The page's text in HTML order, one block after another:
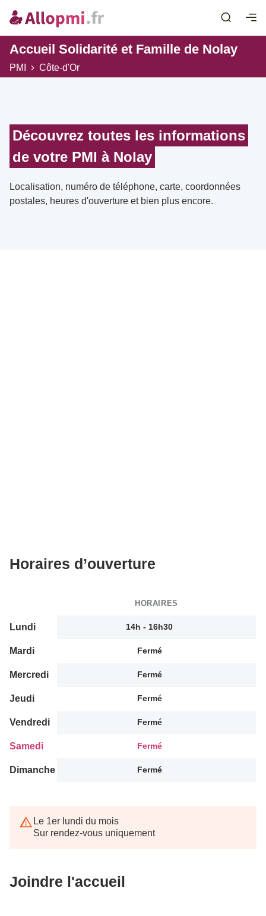
Accueil Solidarité et Famille de Nolay
PMI Côte-d'Or
Découvrez toutes les informations
de votre PMI à Nolay
Localisation, numéro de téléphone, carte, coordonnées
postales, heures d'ouverture et bien plus encore.
Horaires d’ouverture
HORAIRES
Lundi 14h - 16h30
Mardi Fermé
Mercredi Fermé
Jeudi Fermé
Vendredi Fermé
Samedi Fermé
Dimanche Fermé
Le 1er lundi du mois
Sur rendez-vous uniquement
Joindre l'accueil